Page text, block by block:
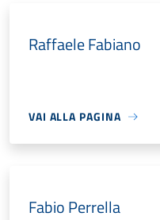
Raffaele Fabiano
VAI ALLA PAGINA
Fabio Perrella